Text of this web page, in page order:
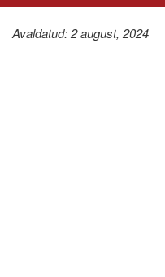
Avaldatud: 2 august, 2024